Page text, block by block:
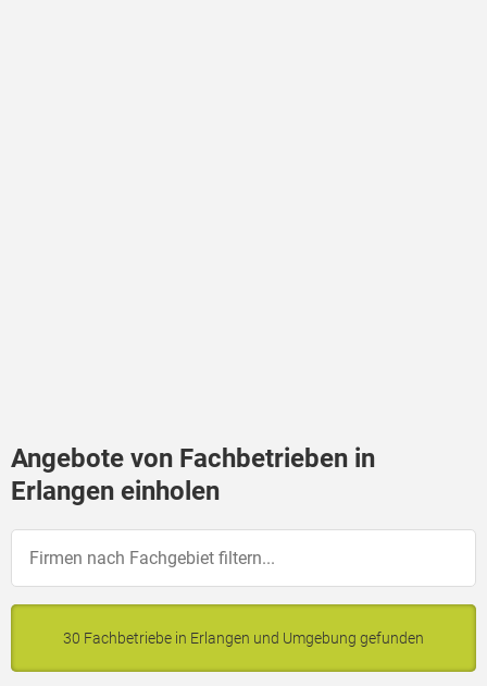
Angebote von Fachbetrieben in
Erlangen einholen
30 Fachbetriebe in Erlangen und Umgebung gefunden